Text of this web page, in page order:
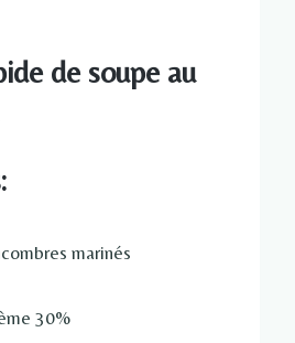
de soupe au
marinés
30%